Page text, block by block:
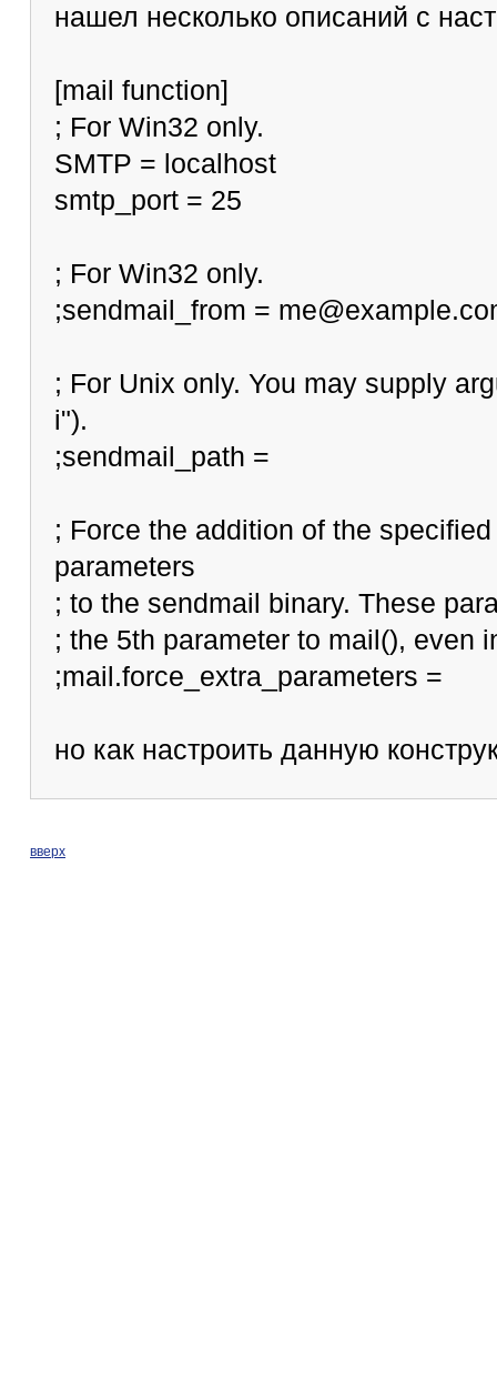
нашел несколько описаний с
[mail function]
; For Win32 only.
SMTP = localhost
smtp_port = 25
; For Win32 only.
;sendmail_from =
; For Unix only. You may supply
i").
;sendmail_path =
; Force the addition of the
parameters
; to the sendmail binary. These
; the 5th parameter to mail(), even
;mail.force_extra_parameters =
но как настроить данную
вверх